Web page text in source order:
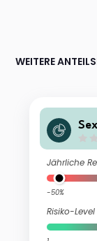
WEITERE
Jährliche
-50%
Risiko-Level